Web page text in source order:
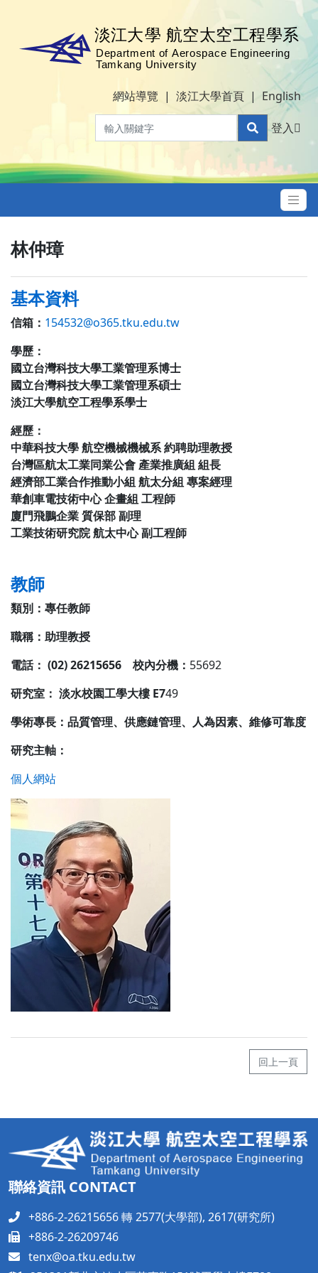
網站導覽 | 淡江大學首頁 | English
登入
林仲璋
基本資料
信箱： 154532@o365.tku.edu.tw
學歷：
國立台灣科技大學工業管理系博士
國立台灣科技大學工業管理系碩士
淡江大學航空工程學系學士
經歷：
中華科技大學 航空機械機械系 約聘助理教授
台灣區航太工業同業公會 產業推廣組 組長
經濟部工業合作推動小組 航太分組 專案經理
華創車電技術中心 企畫組 工程師
廈門飛鵬企業 質保部 副理
工業技術研究院 航太中心 副工程師
教師
類別： 專任教師
職稱：助理教授
電話： (02) 26215656 校內分機： 55692
研究室： 淡水校園工學大樓 E749
學術專長： 品質管理、供應鏈管理、人為因素、維修可靠度
研究主軸：
個人網站
回上一頁
聯絡資訊 CONTACT
+886-2-26215656 轉 2577(大學部), 2617(研究所)
+886-2-26209746
tenx@oa.tku.edu.tw